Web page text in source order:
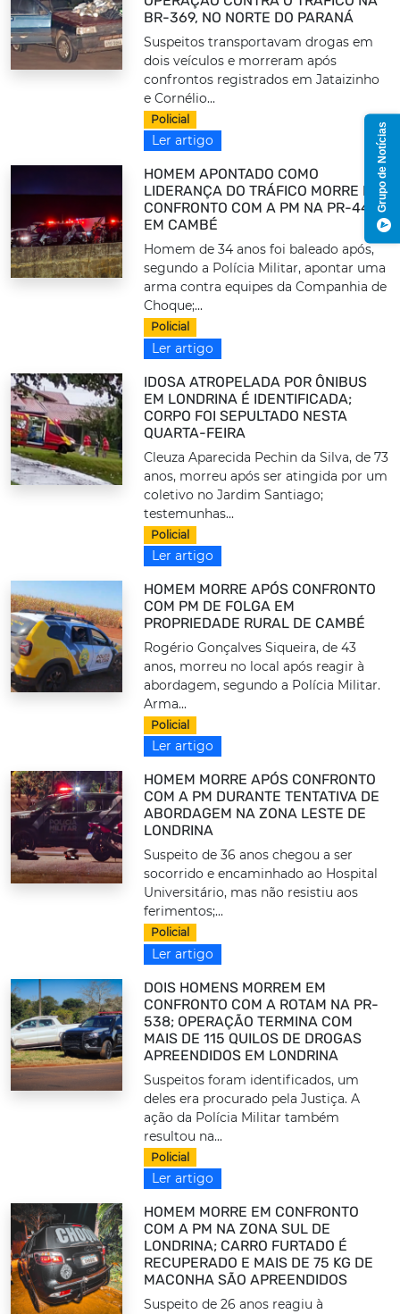
BR-369, NO NORTE DO PARANÁ
Suspeitos transportavam drogas em
dois veículos e morreram após
confrontos registrados em Jataizinho
e Cornélio...
Policial
Ler artigo
HOMEM APONTADO COMO
LIDERANÇA DO TRÁFICO MORRE EM
CONFRONTO COM A PM NA PR-445,
EM CAMBÉ
Homem de 34 anos foi baleado após,
segundo a Polícia Militar, apontar uma
arma contra equipes da Companhia de
Choque;...
Policial
Ler artigo
IDOSA ATROPELADA POR ÔNIBUS
EM LONDRINA É IDENTIFICADA;
CORPO FOI SEPULTADO NESTA
QUARTA-FEIRA
Cleuza Aparecida Pechin da Silva, de 73
anos, morreu após ser atingida por um
coletivo no Jardim Santiago;
testemunhas...
Policial
Ler artigo
HOMEM MORRE APÓS CONFRONTO
COM PM DE FOLGA EM
PROPRIEDADE RURAL DE CAMBÉ
Rogério Gonçalves Siqueira, de 43
anos, morreu no local após reagir à
abordagem, segundo a Polícia Militar.
Arma...
Policial
Ler artigo
HOMEM MORRE APÓS CONFRONTO
COM A PM DURANTE TENTATIVA DE
ABORDAGEM NA ZONA LESTE DE
LONDRINA
Suspeito de 36 anos chegou a ser
socorrido e encaminhado ao Hospital
Universitário, mas não resistiu aos
ferimentos;...
Policial
Ler artigo
DOIS HOMENS MORREM EM
CONFRONTO COM A ROTAM NA PR-
538; OPERAÇÃO TERMINA COM
MAIS DE 115 QUILOS DE DROGAS
APREENDIDOS EM LONDRINA
Suspeitos foram identificados, um
deles era procurado pela Justiça. A
ação da Polícia Militar também
resultou na...
Policial
Ler artigo
HOMEM MORRE EM CONFRONTO
COM A PM NA ZONA SUL DE
LONDRINA; CARRO FURTADO É
RECUPERADO E MAIS DE 75 KG DE
MACONHA SÃO APREENDIDOS
Suspeito de 26 anos reagiu à
Grupo de Notícias